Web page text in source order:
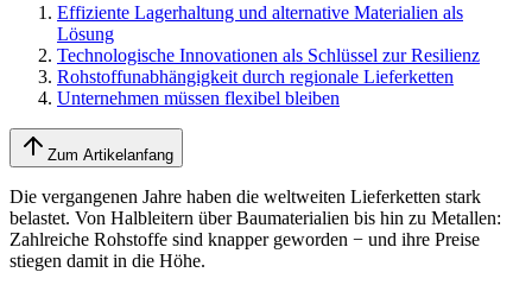
Effiziente Lagerhaltung und alternative Materialien als
Lösung
Technologische Innovationen als Schlüssel zur Resilienz
Rohstoffunabhängigkeit durch regionale Lieferketten
Unternehmen müssen flexibel bleiben
Zum Artikelanfang
Die vergangenen Jahre haben die weltweiten Lieferketten stark
belastet. Von Halbleitern über Baumaterialien bis hin zu Metallen:
Zahlreiche Rohstoffe sind knapper geworden − und ihre Preise
stiegen damit in die Höhe.